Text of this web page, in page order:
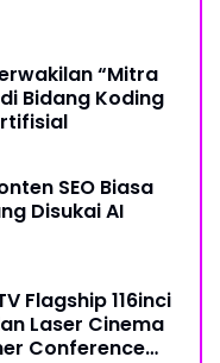
“Mitra
Bidang Koding
SEO Biasa
Disukai AI
Flagship 116inci
Laser Cinema
Conference